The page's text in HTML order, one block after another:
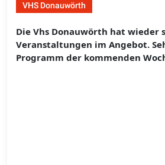
VHS Donauwörth
Die Vhs Donauwörth hat wieder
Veranstaltungen im Angebot.
Programm der kommenden